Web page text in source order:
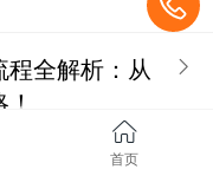
程全解析：从
常见问题 首页